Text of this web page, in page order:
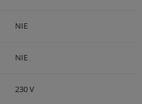
NIE
NIE
230 V